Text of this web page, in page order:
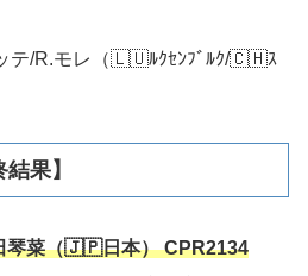
テ/R.モレ（🇱🇺ﾙｸｾﾝﾌﾞﾙｸ/🇨🇭ｽ
果】
琴菜（🇯🇵日本） CPR2134